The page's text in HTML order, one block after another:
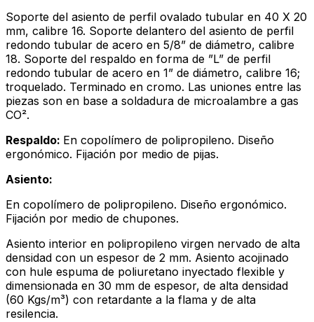
Soporte del asiento de perfil ovalado tubular en 40 X 20
mm, calibre 16. Soporte delantero del asiento de perfil
redondo tubular de acero en 5/8” de diámetro, calibre
18. Soporte del respaldo en forma de ”L” de perfil
redondo tubular de acero en 1” de diámetro, calibre 16;
troquelado. Terminado en cromo. Las uniones entre las
piezas son en base a soldadura de microalambre a gas
CO².
Respaldo: En copolímero de polipropileno. Diseño
ergonómico. Fijación por medio de pijas.
Asiento:
En copolímero de polipropileno. Diseño ergonómico.
Fijación por medio de chupones.
Asiento interior en polipropileno virgen nervado de alta
densidad con un espesor de 2 mm. Asiento acojinado
con hule espuma de poliuretano inyectado flexible y
dimensionada en 30 mm de espesor, de alta densidad
(60 Kgs/m³) con retardante a la flama y de alta
resilencia.